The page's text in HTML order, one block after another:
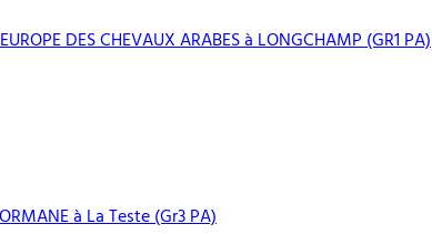
DES CHEVAUX ARABES à LONGCHAMP (GR1 PA)
à La Teste (Gr3 PA)